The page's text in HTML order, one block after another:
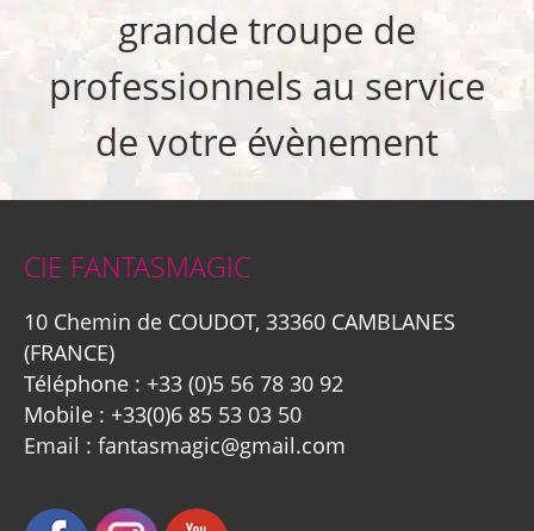
grande troupe de
professionnels au service
de votre évènement
CIE FANTASMAGIC
10 Chemin de COUDOT, 33360 CAMBLANES
(FRANCE)
Téléphone : +33 (0)5 56 78 30 92
Mobile : +33(0)6 85 53 03 50
Email : fantasmagic@gmail.com